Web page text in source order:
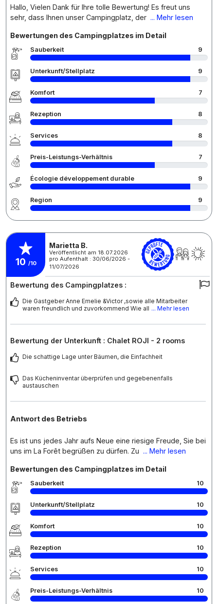
Hallo, Vielen Dank für Ihre tolle Bewertung! Es freut uns
sehr, dass Ihnen unser Campingplatz, der ... Mehr lesen
Bewertungen des Campingplatzes im Detail
Sauberkeit 9
Unterkunft/Stellplatz 9
Komfort 7
Rezeption 8
Services 8
Preis-Leistungs-Verhältnis 7
Écologie développement durable 9
Region 9
10 /10
Marietta B.
Veröffentlicht am 18.07.2026
pro Aufenthalt : 30/06/2026 -
11/07/2026
Bewertung des Campingplatzes :
Die Gastgeber Anne Emelie &Victor ,sowie alle Mitarbeiter
waren freundlich und zuvorkommend Wie all ... Mehr lesen
Bewertung der Unterkunft : Chalet ROJI - 2 rooms
Die schattige Lage unter Bäumen, die Einfachheit
Das Kücheninventar überprüfen und gegebenenfalls
austauschen
Antwort des Betriebs
Es ist uns jedes Jahr aufs Neue eine riesige Freude, Sie bei
uns im La Forêt begrüßen zu dürfen. Zu ... Mehr lesen
Bewertungen des Campingplatzes im Detail
Sauberkeit 10
Unterkunft/Stellplatz 10
Komfort 10
Rezeption 10
Services 10
Preis-Leistungs-Verhältnis 10